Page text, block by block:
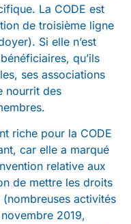
La CODE est
de troisième ligne
Si elle n’est
qu’ils
ses associations
nourrit des
riche pour la CODE
car elle a marqué
relative aux
de mettre les droits
(nombreuses activités
2019,